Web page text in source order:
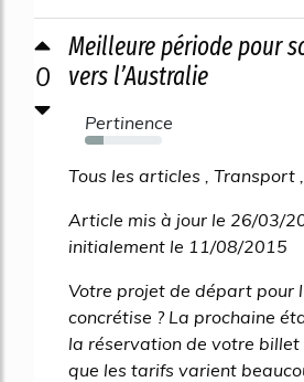
0
Meilleure période pour
vers l’Australie
Pertinence
24%
Tous les articles , Transport
Article mis à jour le 26/03/
initialement le 11/08/2015
Votre projet de départ pour
concrétise ? La prochaine
la réservation de votre billet
que les tarifs varient